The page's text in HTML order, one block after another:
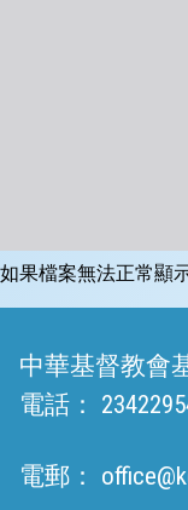
如果檔案無法正常顯
中華基督教會
電話：
電郵：